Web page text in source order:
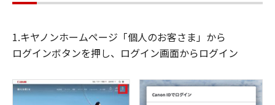
1.キヤノンホームページ「個人のお客さま」から
ログインボタンを押し、ログイン画面からログイン